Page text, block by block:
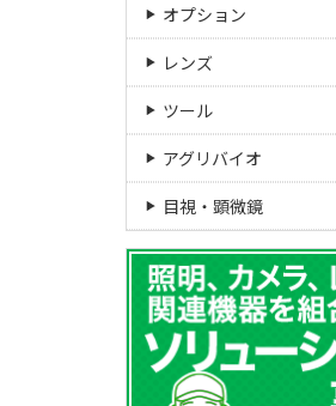
オプション
レンズ
ツール
アグリバイオ
目視・顕微鏡